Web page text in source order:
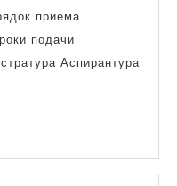
приема
подачи
Аспирантура